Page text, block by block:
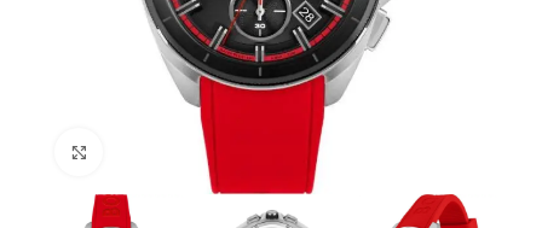
Click to enlarge